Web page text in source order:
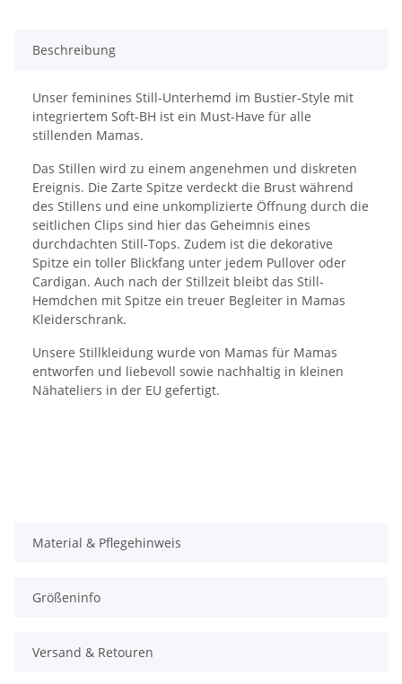
Beschreibung
Unser feminines Still-Unterhemd im Bustier-Style mit
integriertem Soft-BH ist ein Must-Have für alle
stillenden Mamas.
Das Stillen wird zu einem angenehmen und diskreten
Ereignis. Die Zarte Spitze verdeckt die Brust während
des Stillens und eine unkomplizierte Öffnung durch die
seitlichen Clips sind hier das Geheimnis eines
durchdachten Still-Tops. Zudem ist die dekorative
Spitze ein toller Blickfang unter jedem Pullover oder
Cardigan. Auch nach der Stillzeit bleibt das Still-
Hemdchen mit Spitze ein treuer Begleiter in Mamas
Kleiderschrank.
Unsere Stillkleidung wurde von Mamas für Mamas
entworfen und liebevoll sowie nachhaltig in kleinen
Nähateliers in der EU gefertigt.
Material & Pflegehinweis
Größeninfo
Versand & Retouren